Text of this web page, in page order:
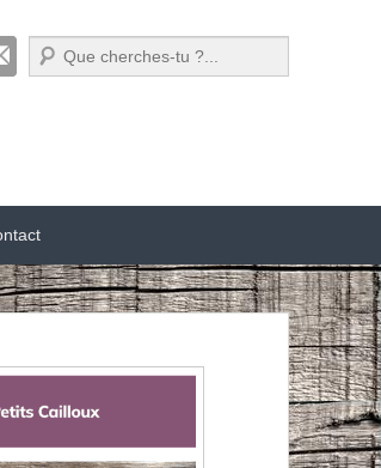
Recherche